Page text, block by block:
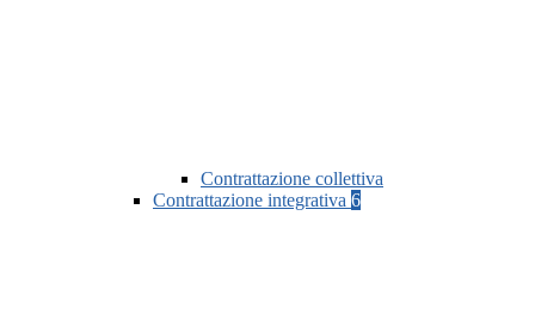
Contrattazione collettiva
Contrattazione integrativa 6